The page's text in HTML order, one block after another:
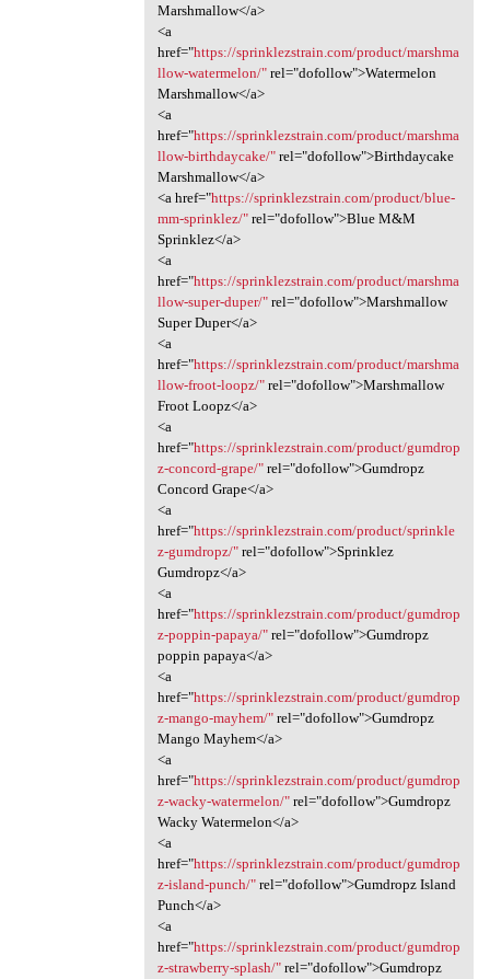
Marshmallow</a>
<a
href="https://sprinklezstrain.com/product/marshma
llow-watermelon/"rel="dofollow">Watermelon
Marshmallow</a>
<a
href="https://sprinklezstrain.com/product/marshma
llow-birthdaycake/"rel="dofollow">Birthdaycake
Marshmallow</a>
<a href="https://sprinklezstrain.com/product/blue-
mm-sprinklez/"rel="dofollow">Blue M&M
Sprinklez</a>
<a
href="https://sprinklezstrain.com/product/marshma
llow-super-duper/"rel="dofollow">Marshmallow
Super Duper</a>
<a
href="https://sprinklezstrain.com/product/marshma
llow-froot-loopz/"rel="dofollow">Marshmallow
Froot Loopz</a>
<a
href="https://sprinklezstrain.com/product/gumdrop
z-concord-grape/"rel="dofollow">Gumdropz
Concord Grape</a>
<a
href="https://sprinklezstrain.com/product/sprinkle
z-gumdropz/"rel="dofollow">Sprinklez
Gumdropz</a>
<a
href="https://sprinklezstrain.com/product/gumdrop
z-poppin-papaya/"rel="dofollow">Gumdropz
poppin papaya</a>
<a
href="https://sprinklezstrain.com/product/gumdrop
z-mango-mayhem/"rel="dofollow">Gumdropz
Mango Mayhem</a>
<a
href="https://sprinklezstrain.com/product/gumdrop
z-wacky-watermelon/"rel="dofollow">Gumdropz
Wacky Watermelon</a>
<a
href="https://sprinklezstrain.com/product/gumdrop
z-island-punch/"rel="dofollow">Gumdropz Island
Punch</a>
<a
href="https://sprinklezstrain.com/product/gumdrop
z-strawberry-splash/"rel="dofollow">Gumdropz